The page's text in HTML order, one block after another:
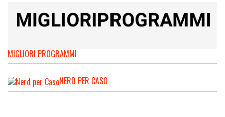
MIGLIORI PROGRAMMI
NERD PER CASO